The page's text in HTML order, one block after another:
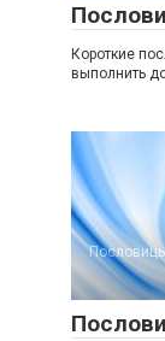
Короткие
выполнить